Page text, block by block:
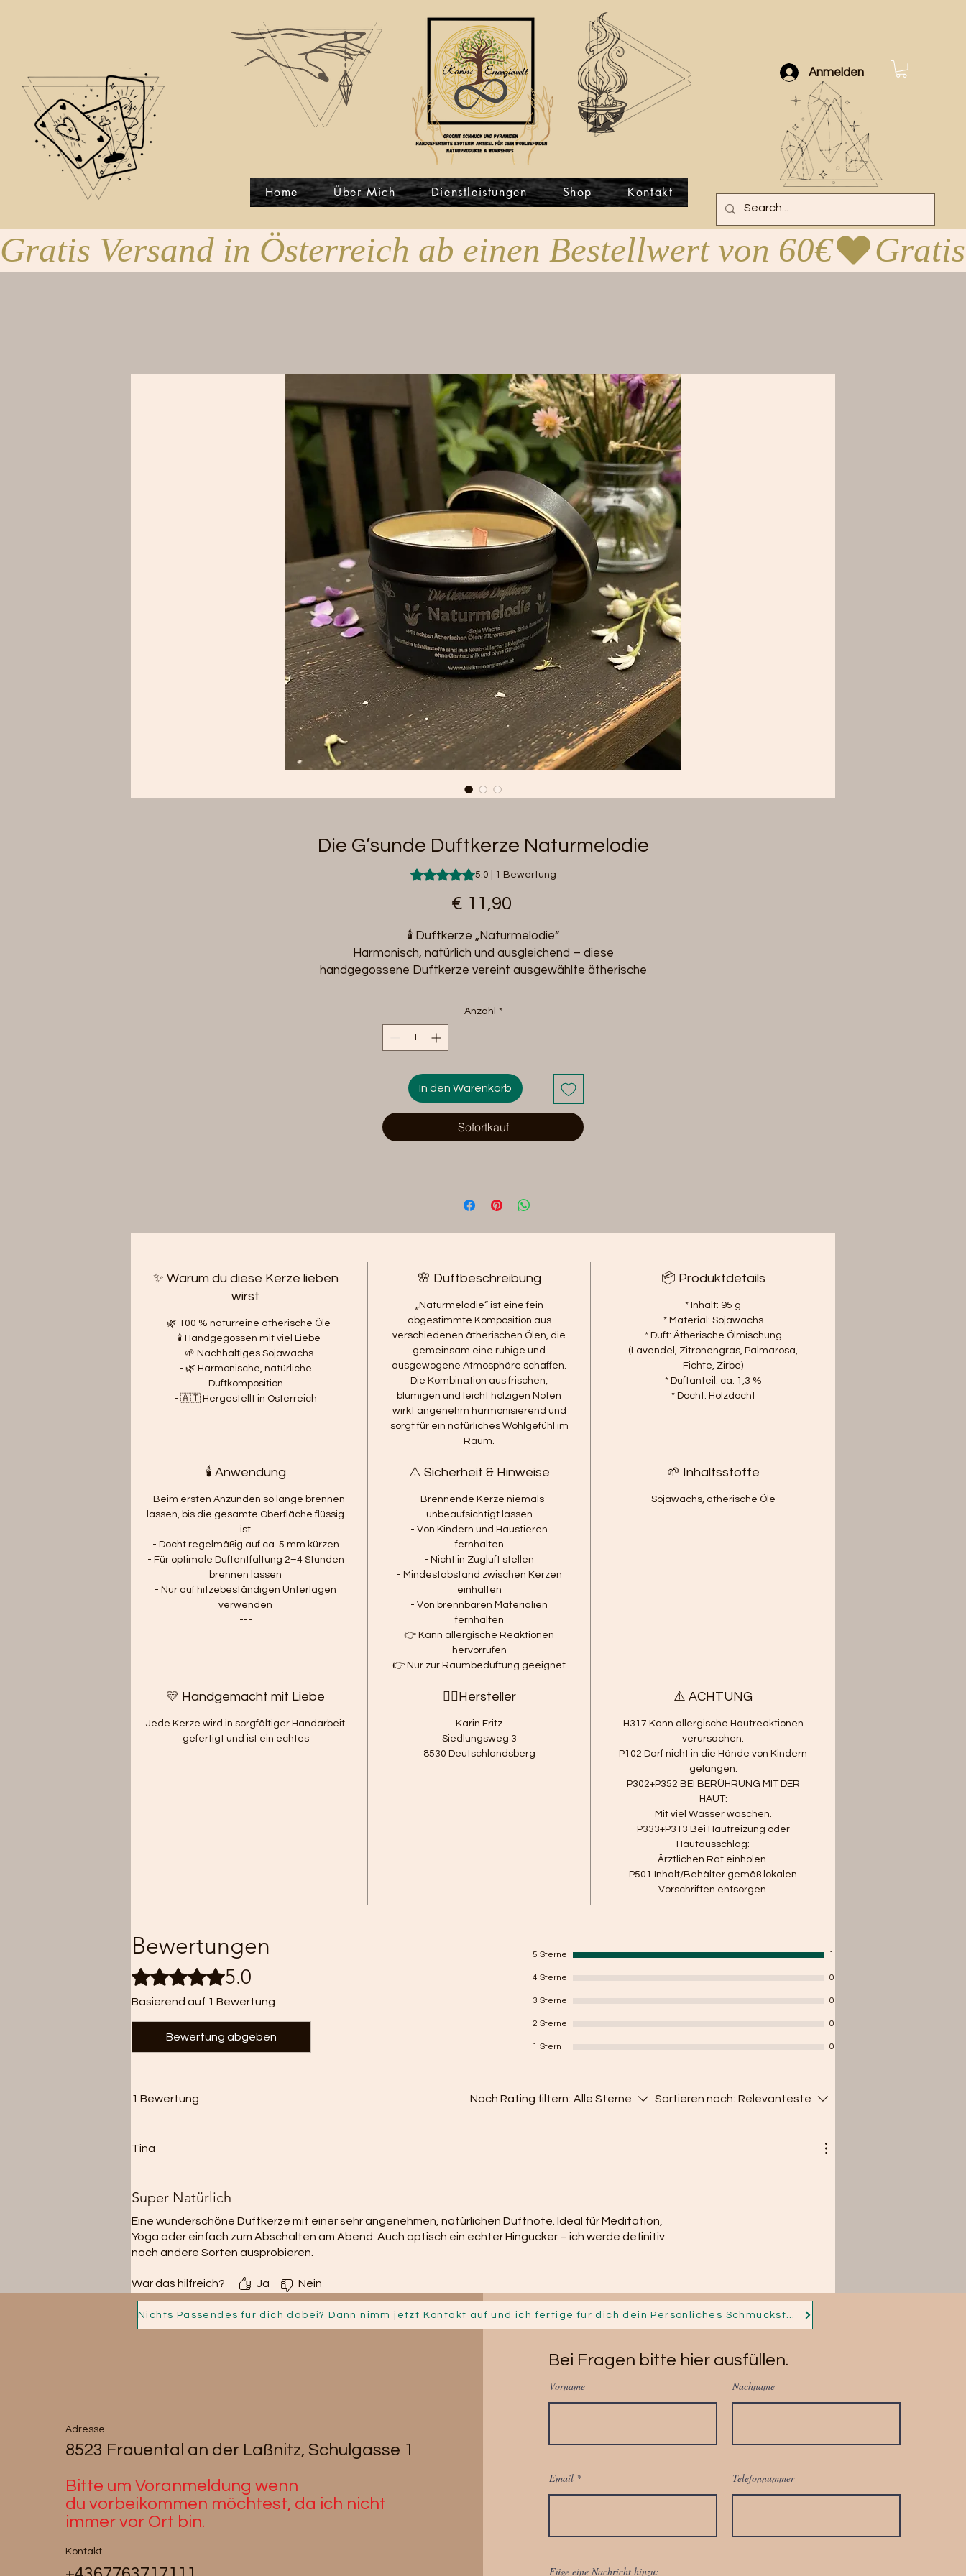
Home Über Mich Dienstleistungen Shop Kontakt
Anmelden
Gratis Versand in Österreich ab einen Bestellwert von 60€
Die G’sunde Duftkerze Naturmelodie
Das Rating beträgt 5.0 von fünf Sternen, basierend auf 1 Bewertung.
5.0 | 1 Bewertung
€ 11,90Preis
🕯️ Duftkerze „Naturmelodie“
Harmonisch, natürlich und ausgleichend – diese
handgegossene Duftkerze vereint ausgewählte ätherische
bringt die Ruhe der Natur in dein Zuhause.
Anzahl *
In den Warenkorb
Sofortkauf
✨ Warum du diese Kerze lieben
wirst
- 🌿 100 % naturreine ätherische Öle
- 🕯️ Handgegossen mit viel Liebe
- 🌱 Nachhaltiges Sojawachs
- 🌿 Harmonische, natürliche
Duftkomposition
- 🇦🇹 Hergestellt in Österreich
🌸 Duftbeschreibung
„Naturmelodie“ ist eine fein
abgestimmte Komposition aus
verschiedenen ätherischen Ölen, die
gemeinsam eine ruhige und
ausgewogene Atmosphäre schaffen.
Die Kombination aus frischen,
blumigen und leicht holzigen Noten
wirkt angenehm harmonisierend und
sorgt für ein natürliches Wohlgefühl im
Raum.
📦 Produktdetails
* Inhalt: 95 g
* Material: Sojawachs
* Duft: Ätherische Ölmischung
(Lavendel, Zitronengras, Palmarosa,
Fichte, Zirbe)
* Duftanteil: ca. 1,3 %
* Docht: Holzdocht
🕯️ Anwendung
- Beim ersten Anzünden so lange brennen
lassen, bis die gesamte Oberfläche flüssig
ist
- Docht regelmäßig auf ca. 5 mm kürzen
- Für optimale Duftentfaltung 2–4 Stunden
brennen lassen
- Nur auf hitzebeständigen Unterlagen
verwenden
---
⚠️ Sicherheit & Hinweise
- Brennende Kerze niemals
unbeaufsichtigt lassen
- Von Kindern und Haustieren
fernhalten
- Nicht in Zugluft stellen
- Mindestabstand zwischen Kerzen
einhalten
- Von brennbaren Materialien
fernhalten
👉 Kann allergische Reaktionen
hervorrufen
👉 Nur zur Raumbeduftung geeignet
🌱 Inhaltsstoffe
Sojawachs, ätherische Öle
💛 Handgemacht mit Liebe
Jede Kerze wird in sorgfältiger Handarbeit
gefertigt und ist ein echtes
🧚‍♀️Hersteller
Karin Fritz
Siedlungsweg 3
8530 Deutschlandsberg
⚠️ ACHTUNG
H317 Kann allergische Hautreaktionen
verursachen.
P102 Darf nicht in die Hände von Kindern
gelangen.
P302+P352 BEI BERÜHRUNG MIT DER
HAUT:
Mit viel Wasser waschen.
P333+P313 Bei Hautreizung oder
Hautausschlag:
Ärztlichen Rat einholen.
P501 Inhalt/Behälter gemäß lokalen
Vorschriften entsorgen.
Bewertungen
Mit 5 von 5 Sternen bewertet.
5.0
Basierend auf 1 Bewertung
Bewertung abgeben
5 Sterne 1
4 Sterne 0
3 Sterne 0
2 Sterne 0
1 Stern 0
1 Bewertung Nach Rating filtern: Alle Sterne Sortieren nach: Relevanteste
Tina
Super Natürlich
Eine wunderschöne Duftkerze mit einer sehr angenehmen, natürlichen Duftnote. Ideal für Meditation,
Yoga oder einfach zum Abschalten am Abend. Auch optisch ein echter Hingucker – ich werde definitiv
noch andere Sorten ausprobieren.
War das hilfreich? Ja Nein
Adresse
8523 Frauental an der Laßnitz, Schulgasse 1
Bitte um Voranmeldung wenn
du vorbeikommen möchtest, da ich nicht
immer vor Ort bin.
Kontakt
Bei Fragen bitte hier ausfüllen.
Vorname Nachname
Email Telefonnummer
Füge eine Nachricht hinzu: